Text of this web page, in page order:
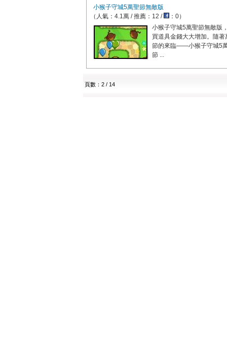
小猴子守城5萬聖節無敵版
（人氣：4.1萬 / 推薦：12 /
：0）
小猴子守城5萬聖節無敵版
買道具金錢大大增加。隨著
節的來臨——小猴子守城5
節 ...
頁數：2 / 14